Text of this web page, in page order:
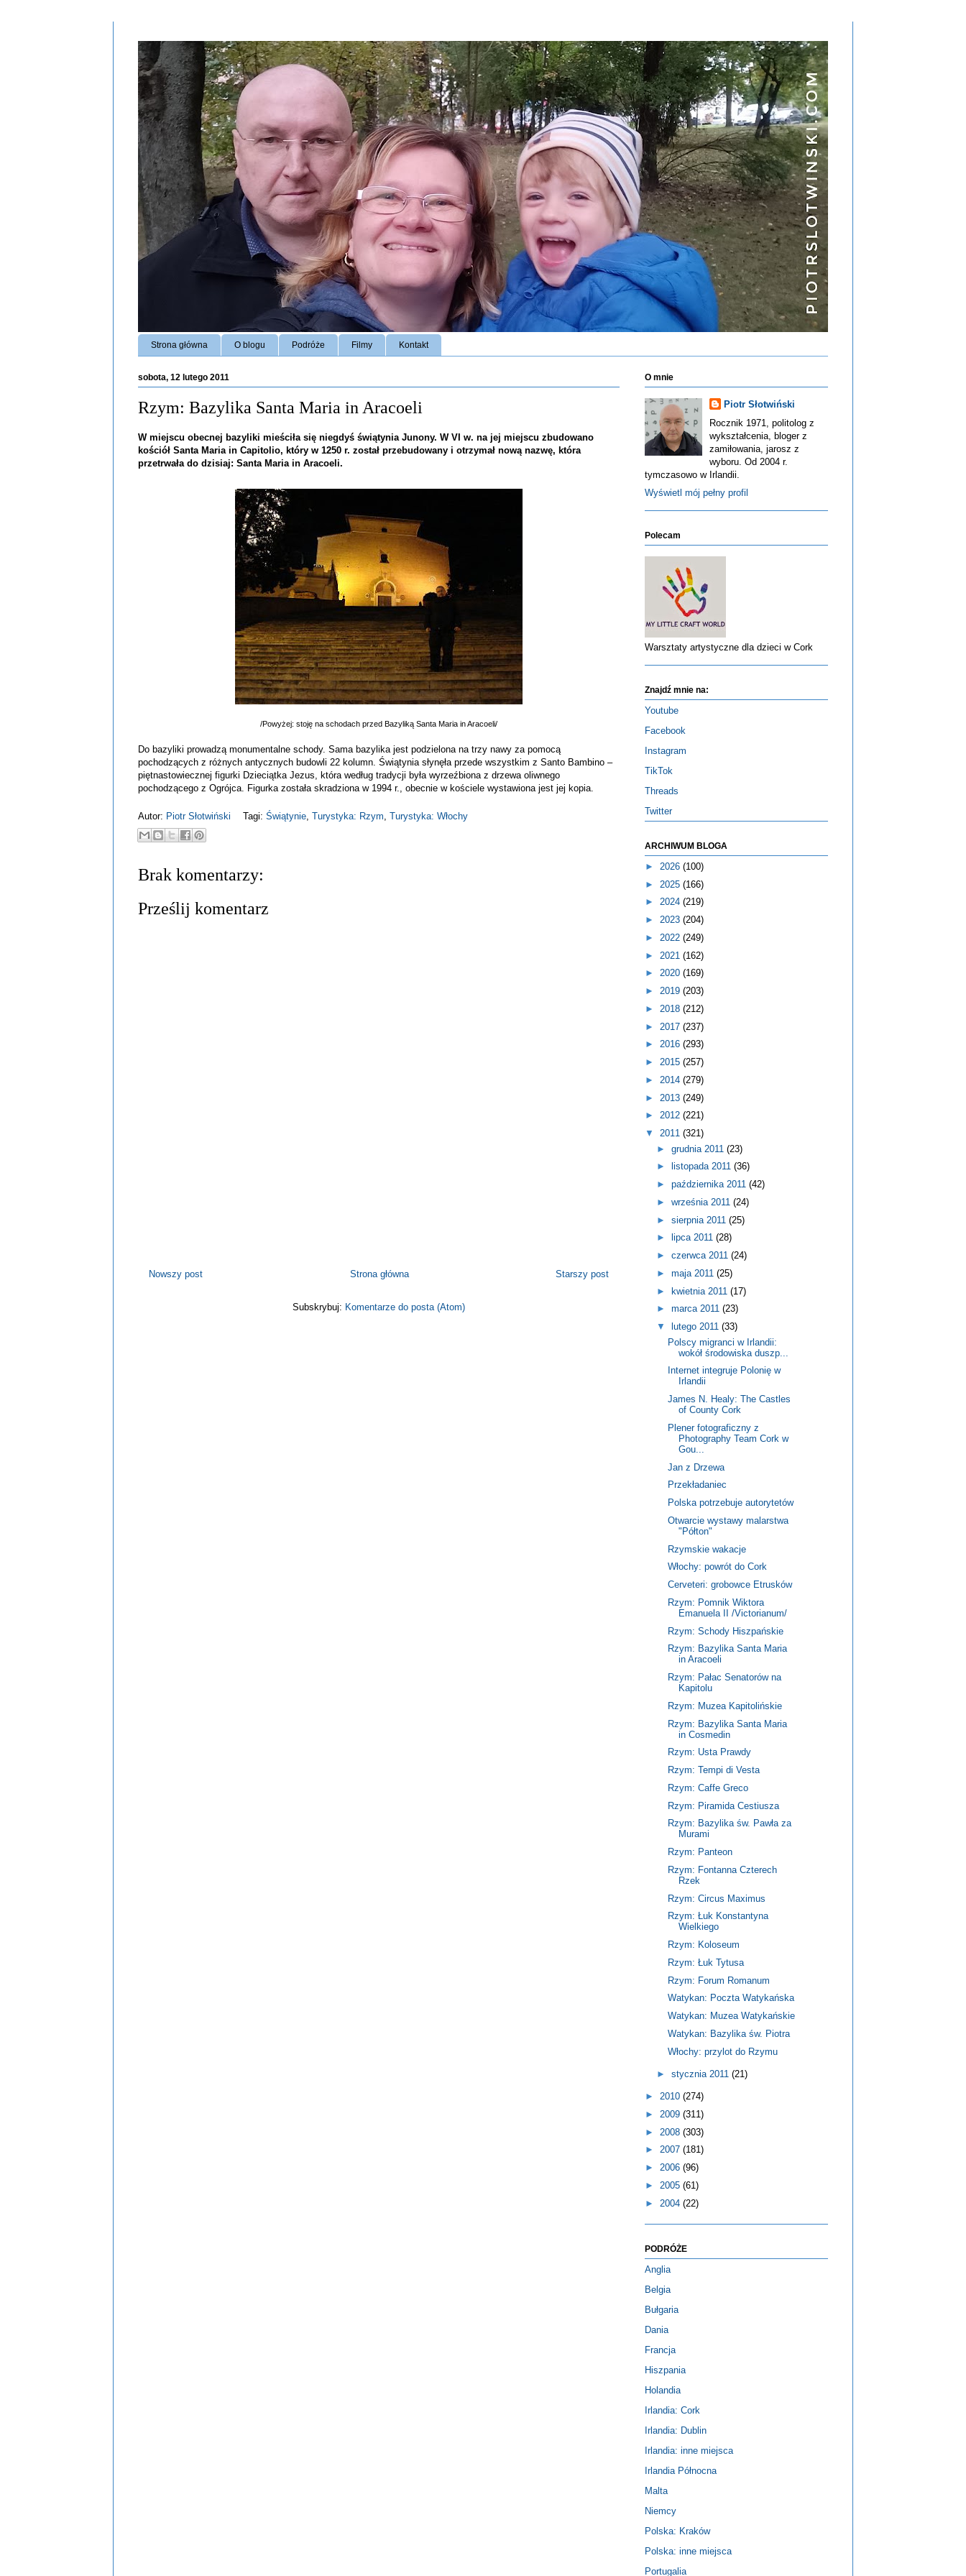
Strona główna O blogu Podróże Filmy Kontakt
sobota, 12 lutego 2011
Rzym: Bazylika Santa Maria in Aracoeli
W miejscu obecnej bazyliki mieściła się niegdyś świątynia Junony. W VI w. na jej miejscu zbudowano
kościół Santa Maria in Capitolio, który w 1250 r. został przebudowany i otrzymał nową nazwę, która
przetrwała do dzisiaj: Santa Maria in Aracoeli.
/Powyżej: stoję na schodach przed Bazyliką Santa Maria in Aracoeli/
Do bazyliki prowadzą monumentalne schody. Sama bazylika jest podzielona na trzy nawy za pomocą
pochodzących z różnych antycznych budowli 22 kolumn. Świątynia słynęła przede wszystkim z Santo Bambino –
piętnastowiecznej figurki Dzieciątka Jezus, która według tradycji była wyrzeźbiona z drzewa oliwnego
pochodzącego z Ogrójca. Figurka została skradziona w 1994 r., obecnie w kościele wystawiona jest jej kopia.
Autor: Piotr Słotwiński Tagi: Świątynie Turystyka: Rzym Turystyka: Włochy
Brak komentarzy:
Prześlij komentarz
Nowszy post Starszy post
Strona główna
Subskrybuj: Komentarze do posta (Atom)
O mnie
Piotr Słotwiński
Rocznik 1971, politolog z
wykształcenia, bloger z
zamiłowania, jarosz z
wyboru. Od 2004 r.
tymczasowo w Irlandii.
Wyświetl mój pełny profil
Polecam
Warsztaty artystyczne dla dzieci w Cork
Znajdź mnie na:
Youtube
Facebook
Instagram
TikTok
Threads
Twitter
ARCHIWUM BLOGA
► 2026 (100)
► 2025 (166)
► 2024 (219)
► 2023 (204)
► 2022 (249)
► 2021 (162)
► 2020 (169)
► 2019 (203)
► 2018 (212)
► 2017 (237)
► 2016 (293)
► 2015 (257)
► 2014 (279)
► 2013 (249)
► 2012 (221)
▼ 2011 (321)
► grudnia 2011 (23)
►
listopada 2011 (36)
► października 2011 (42)
► września 2011 (24)
► sierpnia 2011 (25)
►
lipca 2011 (28)
► czerwca 2011 (24)
► maja 2011 (25)
► kwietnia 2011 (17)
► marca 2011 (23)
▼
lutego 2011 (33)
Polscy migranci w Irlandii:
wokół środowiska duszp...
Internet integruje Polonię w
Irlandii
James N. Healy: The Castles
of County Cork
Plener fotograficzny z
Photography Team Cork w
Gou...
Jan z Drzewa
Przekładaniec
Polska potrzebuje autorytetów
Otwarcie wystawy malarstwa
"Półton"
Rzymskie wakacje
Włochy: powrót do Cork
Cerveteri: grobowce Etrusków
Rzym: Pomnik Wiktora
Emanuela II /Victorianum/
Rzym: Schody Hiszpańskie
Rzym: Bazylika Santa Maria
in Aracoeli
Rzym: Pałac Senatorów na
Kapitolu
Rzym: Muzea Kapitolińskie
Rzym: Bazylika Santa Maria
in Cosmedin
Rzym: Usta Prawdy
Rzym: Tempi di Vesta
Rzym: Caffe Greco
Rzym: Piramida Cestiusza
Rzym: Bazylika św. Pawła za
Murami
Rzym: Panteon
Rzym: Fontanna Czterech
Rzek
Rzym: Circus Maximus
Rzym: Łuk Konstantyna
Wielkiego
Rzym: Koloseum
Rzym: Łuk Tytusa
Rzym: Forum Romanum
Watykan: Poczta Watykańska
Watykan: Muzea Watykańskie
Watykan: Bazylika św. Piotra
Włochy: przylot do Rzymu
► stycznia 2011 (21)
► 2010 (274)
► 2009 (311)
► 2008 (303)
► 2007 (181)
► 2006 (96)
► 2005 (61)
► 2004 (22)
PODRÓŻE
Anglia
Belgia
Bułgaria
Dania
Francja
Hiszpania
Holandia
Irlandia: Cork
Irlandia: Dublin
Irlandia: inne miejsca
Irlandia Północna
Malta
Niemcy
Polska: Kraków
Polska: inne miejsca
Portugalia